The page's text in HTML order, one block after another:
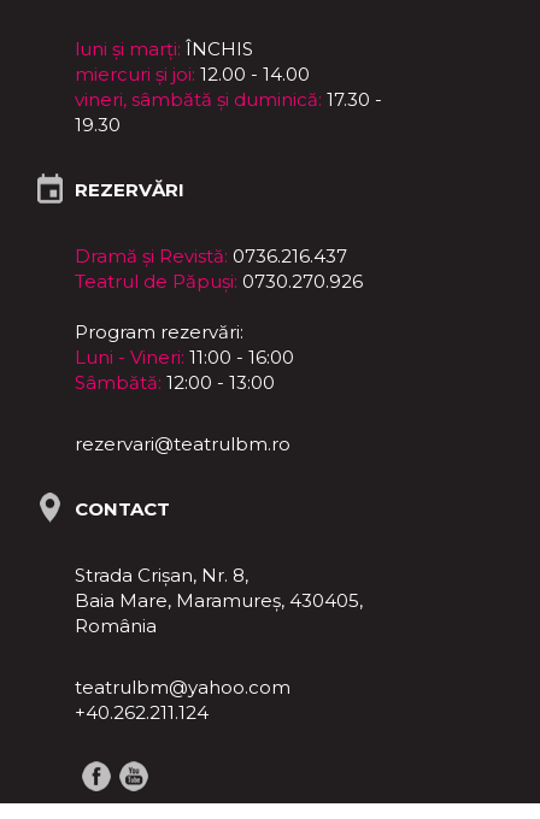
luni și marți: ÎNCHIS
miercuri și joi: 12.00 - 14.00
vineri, sâmbătă și duminică: 17.30 -
19.30
REZERVĂRI
Dramă și Revistă: 0736.216.437
Teatrul de Păpuși: 0730.270.926
Program rezervări:
Luni - Vineri: 11:00 - 16:00
Sâmbătă: 12:00 - 13:00
rezervari@teatrulbm.ro
CONTACT
Strada Crișan, Nr. 8,
Baia Mare, Maramureş, 430405,
România
teatrulbm@yahoo.com
+40.262.211.124